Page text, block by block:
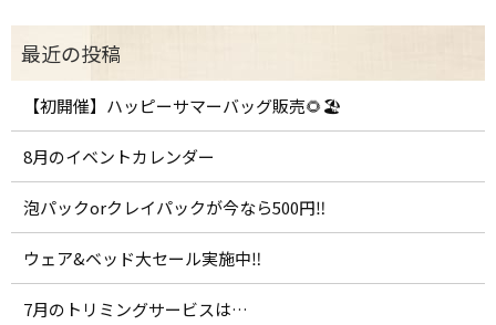
【初開催】ハッピーサマーバッグ販売🌻🏖️
8月のイベントカレンダー
泡パックorクレイパックが今なら500円‼️
ウェア&ベッド大セール実施中‼️
7月のトリミングサービスは…